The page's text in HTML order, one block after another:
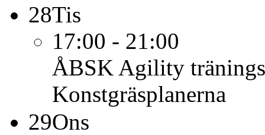
28Tis
17:00 - 21:00
ÅBSK Agility
Konstgräsplanerna
29Ons